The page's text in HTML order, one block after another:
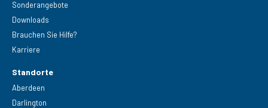
Sonderangebote
Downloads
Brauchen Sie Hilfe?
Karriere
Standorte
Aberdeen
Darlington